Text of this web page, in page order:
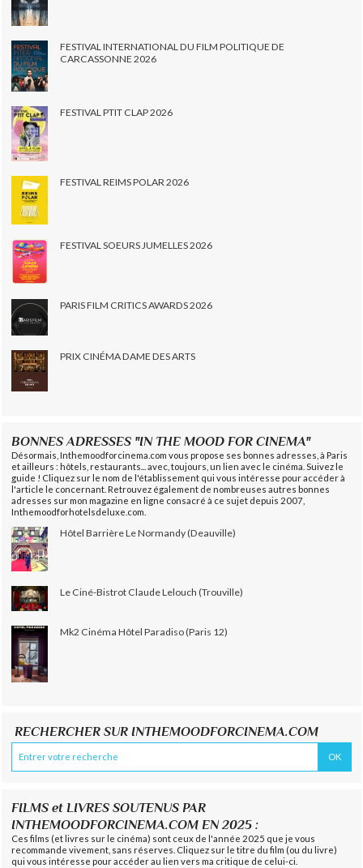
FESTIVAL INTERNATIONAL DU FILM POLITIQUE DE
CARCASSONNE 2026
FESTIVAL PTIT CLAP 2026
FESTIVAL REIMS POLAR 2026
FESTIVAL SOEURS JUMELLES 2026
PARIS FILM CRITICS AWARDS 2026
PRIX CINÉMA DAME DES ARTS
BONNES ADRESSES "IN THE MOOD FOR CINEMA"
Désormais, Inthemoodforcinema.com vous propose ses bonnes adresses, à Paris
et ailleurs : hôtels, restaurants... avec, toujours, un lien avec le cinéma. Suivez le
guide ! Cliquez sur le nom de l'établissement qui vous intéresse pour accéder à
l'article le concernant. Retrouvez également de nombreuses autres bonnes
adresses sur mon magazine en ligne consacré à ce sujet depuis 2007,
Inthemoodforhotelsdeluxe.com.
Hôtel Barrière Le Normandy (Deauville)
Le Ciné-Bistrot Claude Lelouch (Trouville)
Mk2 Cinéma Hôtel Paradiso (Paris 12)
RECHERCHER SUR INTHEMOODFORCINEMA.COM
FILMS et LIVRES SOUTENUS PAR
INTHEMOODFORCINEMA.COM EN 2025 :
Ces films (et livres sur le cinéma) sont ceux de l'année 2025 que je vous
recommande vivement, sans réserves. Cliquez sur le titre du film (ou du livre)
qui vous intéresse pour accéder au lien vers ma critique de celui-ci.